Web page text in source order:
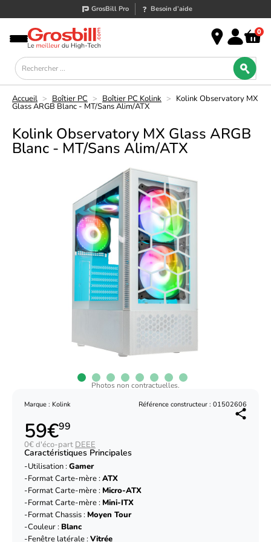
GrosBill Pro Besoin d’aide
0
Accueil > Boîtier PC > Boîtier PC Kolink > Kolink Observatory MX
Glass ARGB Blanc - MT/Sans Alim/ATX
Kolink Observatory MX Glass ARGB
Blanc - MT/Sans Alim/ATX
Photos non contractuelles.
Marque : Kolink Référence constructeur : 01502606
59€99
0€ d'éco-part DEEE
Caractéristiques Principales
Utilisation :Gamer
Format Carte-mère :ATX
Format Carte-mère : Micro-ATX
Format Carte-mère : Mini-ITX
Format Chassis : Moyen Tour
Couleur : Blanc
Fenêtre latérale :Vitrée